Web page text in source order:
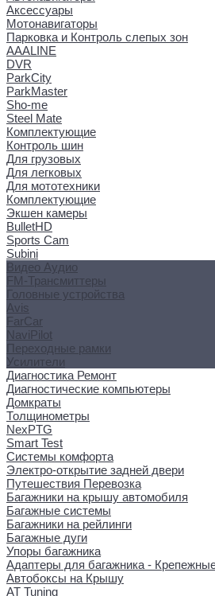
Аксессуары
Мотонавигаторы
Парковка и Контроль слепых зон
AAALINE
DVR
ParkCity
ParkMaster
Sho-me
Steel Mate
Комплектующие
Контроль шин
Для грузовых
Для легковых
Для мототехники
Комплектующие
Экшен камеры
BulletHD
Sports Cam
Subini
Видео Аудио
FM-Трансмиттеры
Головные устройства
Avis
FarCar
NaviPilot
Переходные рамки
Усилители
Диагностика Ремонт
Диагностические компьютеры
Домкраты
Толщинометры
NexPTG
Smart Test
Системы комфорта
Электро-открытие задней двери
Путешествия Перевозка
Багажники на крышу автомобиля
Багажные системы
Багажники на рейлинги
Багажные дуги
Упоры багажника
Адаптеры для багажника -
Автобоксы на Крышу
AT Tuning